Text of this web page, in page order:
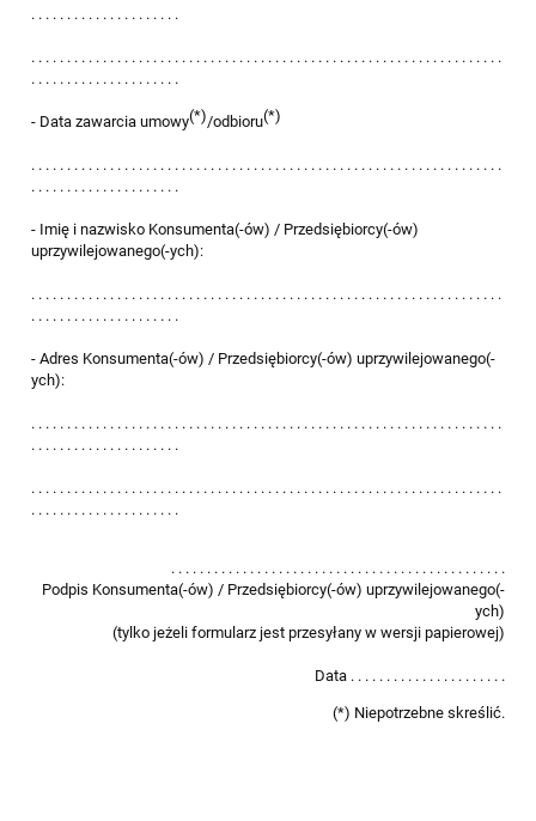
. . . . . . . . . . . . . . . . . . . . .
. . . . . . . . . . . . . . . . . . . . . . . . . . . . . . . . . . . . . . . . . . . . . . . . . . . . . . . . . . . . . . . . . .
. . . . . . . . . . . . . . . . . . . . .
- Data zawarcia umowy(*)/odbioru(*)
. . . . . . . . . . . . . . . . . . . . . . . . . . . . . . . . . . . . . . . . . . . . . . . . . . . . . . . . . . . . . . . . . .
. . . . . . . . . . . . . . . . . . . . .
- Imię i nazwisko Konsumenta(-ów) / Przedsiębiorcy(-ów)
uprzywilejowanego(-ych):
. . . . . . . . . . . . . . . . . . . . . . . . . . . . . . . . . . . . . . . . . . . . . . . . . . . . . . . . . . . . . . . . . .
. . . . . . . . . . . . . . . . . . . . .
- Adres Konsumenta(-ów) / Przedsiębiorcy(-ów) uprzywilejowanego(-
ych):
. . . . . . . . . . . . . . . . . . . . . . . . . . . . . . . . . . . . . . . . . . . . . . . . . . . . . . . . . . . . . . . . . .
. . . . . . . . . . . . . . . . . . . . .
. . . . . . . . . . . . . . . . . . . . . . . . . . . . . . . . . . . . . . . . . . . . . . . . . . . . . . . . . . . . . . . . . .
. . . . . . . . . . . . . . . . . . . . .
. . . . . . . . . . . . . . . . . . . . . . . . . . . . . . . . . . . . . . . . . . . . . . .
Podpis Konsumenta(-ów) / Przedsiębiorcy(-ów) uprzywilejowanego(-
ych)
(tylko jeżeli formularz jest przesyłany w wersji papierowej)
Data . . . . . . . . . . . . . . . . . . . . . .
(*) Niepotrzebne skreślić.